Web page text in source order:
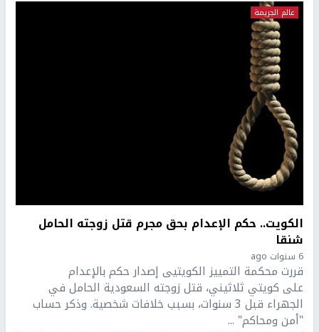
عالم الجريمة
الكويت.. حكم الإعدام بحق مجرم قتل زوجته الحامل
شنقا
6 سنوات ago
قررت محكمة التمييز الكويتيى إصدار حكم بالإعدام
على كويتي ثلاثيني، قتل زوجته السعودية الحامل في
الجهراء قبل 3 سنوات، بسبب خلافات شخصية. وذكر حساب
"أمن ومحاكم" ...